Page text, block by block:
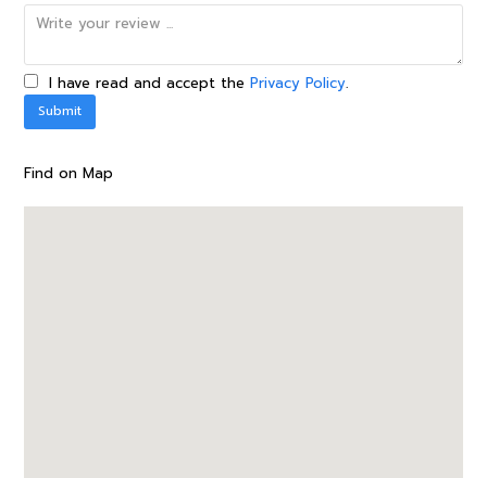
I have read and accept thePrivacy Policy.
Find on Map